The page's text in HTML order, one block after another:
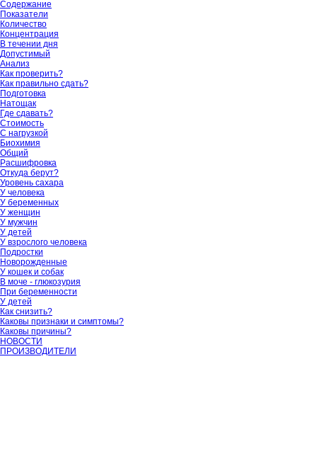
Содержание
Показатели
Количество
Концентрация
В течении дня
Допустимый
Анализ
Как проверить?
Как правильно сдать?
Подготовка
Натощак
Где сдавать?
Стоимость
С нагрузкой
Биохимия
Общий
Расшифровка
Откуда берут?
Уровень сахара
У человека
У беременных
У женщин
У мужчин
У детей
У взрослого человека
Подростки
Новорожденные
У кошек и собак
В моче - глюкозурия
При беременности
У детей
Как снизить?
Каковы признаки и симптомы?
Каковы причины?
НОВОСТИ
ПРОИЗВОДИТЕЛИ